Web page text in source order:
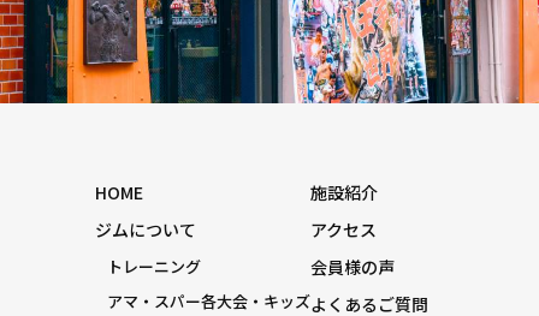
HOME
ジムについて
トレーニング
アマ・スパー各大会・キッズ
施設紹介
アクセス
会員様の声
よくあるご質問